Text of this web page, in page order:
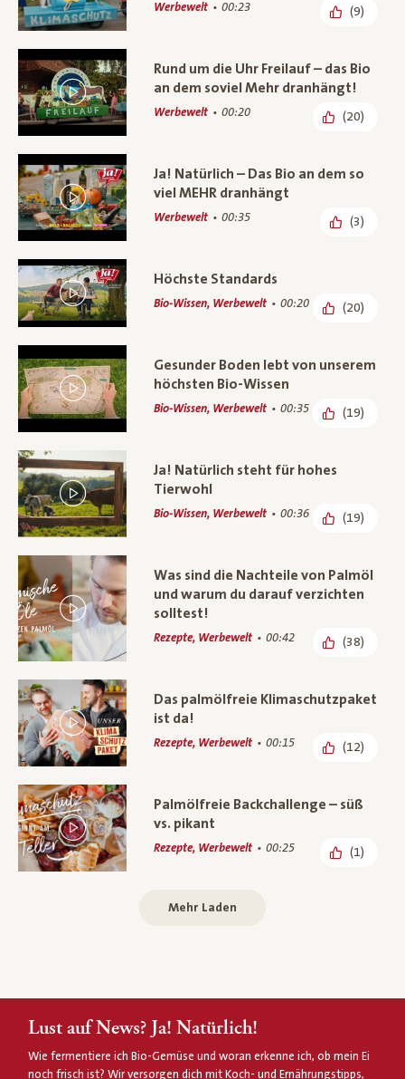
Werbewelt 00:23 (9)
Rund um die Uhr Freilauf – das Bio
an dem soviel Mehr dranhängt!
Werbewelt 00:20 (20)
Ja! Natürlich – Das Bio an dem so
viel MEHR dranhängt
Werbewelt 00:35 (3)
Höchste Standards
Bio-Wissen, Werbewelt 00:20 (20)
Gesunder Boden lebt von unserem
höchsten Bio-Wissen
Bio-Wissen, Werbewelt 00:35 (19)
Ja! Natürlich steht für hohes
Tierwohl
Bio-Wissen, Werbewelt 00:36 (19)
Was sind die Nachteile von Palmöl
und warum du darauf verzichten
solltest!
Rezepte, Werbewelt 00:42 (38)
Das palmölfreie Klimaschutzpaket
ist da!
Rezepte, Werbewelt 00:15 (12)
Palmölfreie Backchallenge – süß
vs. pikant
Rezepte, Werbewelt 00:25 (1)
Mehr Laden
Lust auf News? Ja! Natürlich!
Wie fermentiere ich Bio-Gemüse und woran erkenne ich, ob mein Ei
noch frisch ist? Wir versorgen dich mit Koch- und Ernährungstipps,